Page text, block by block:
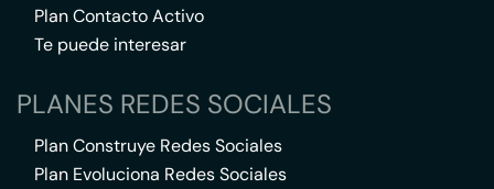
Plan Contacto Activo
Te puede interesar
PLANES REDES SOCIALES
Plan Construye Redes Sociales
Plan Evoluciona Redes Sociales